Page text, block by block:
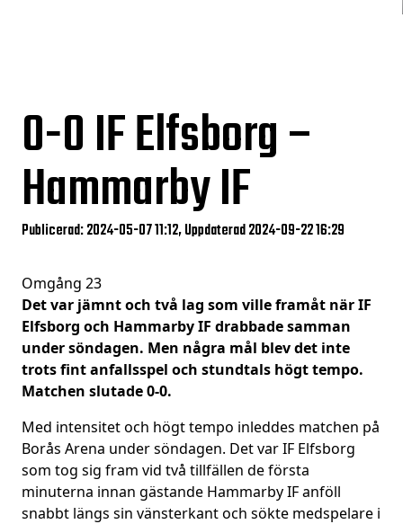
0-0IF Elfsborg –
Hammarby IF
Publicerad: 2024-05-07 11:12, Uppdaterad 2024-09-22 16:29
Omgång 23
Det var jämnt och två lag som ville framåt när IF
Elfsborg och Hammarby IF drabbade samman
under söndagen. Men några mål blev det inte
trots fint anfallsspel och stundtals högt tempo.
Matchen slutade 0-0.
Med intensitet och högt tempo inleddes matchen på
Borås Arena under söndagen. Det var IF Elfsborg
som tog sig fram vid två tillfällen de första
minuterna innan gästande Hammarby IF anföll
snabbt längs sin vänsterkant och sökte medspelare i